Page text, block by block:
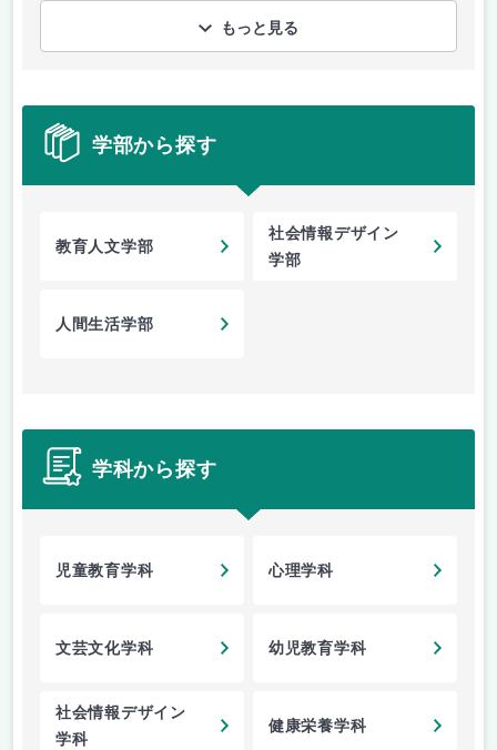
もっと見る
学部から探す
教育人文学部
社会情報デザイン
学部
人間生活学部
学科から探す
児童教育学科 心理学科
文芸文化学科 幼児教育学科
社会情報デザイン
学科
健康栄養学科